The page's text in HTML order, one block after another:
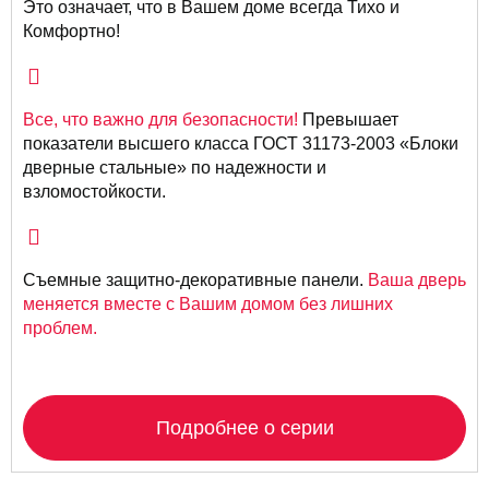
Это означает, что в Вашем доме всегда Тихо и
Комфортно!
Все, что важно для безопасности! Превышает
показатели высшего класса ГОСТ 31173-2003 «Блоки
дверные стальные» по надежности и
взломостойкости.
Съемные защитно-декоративные панели. Ваша дверь
меняется вместе с Вашим домом без лишних
проблем.
Подробнее о серии